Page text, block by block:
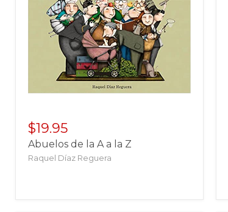
$19.95
Abuelos de la A a la Z
Raquel Díaz Reguera